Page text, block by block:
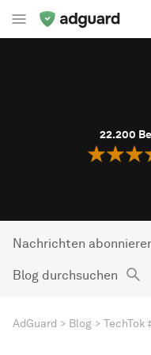
22.200
Nachrichten
Blog durchsuchen
AdGuard Blog